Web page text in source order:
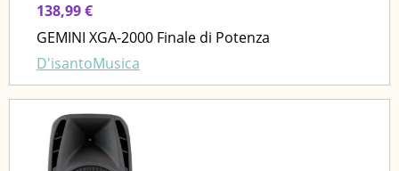
138,99 €
GEMINI XGA-2000 Finale di Potenza
D'isantoMusica